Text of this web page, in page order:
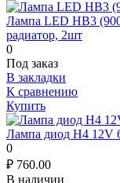
Лампа LED HB3
радиатор, 2шт
0
Под заказ
В закладки
К сравнению
Купить
Лампа диод H4 12V
0
₽ 760.00
В наличии